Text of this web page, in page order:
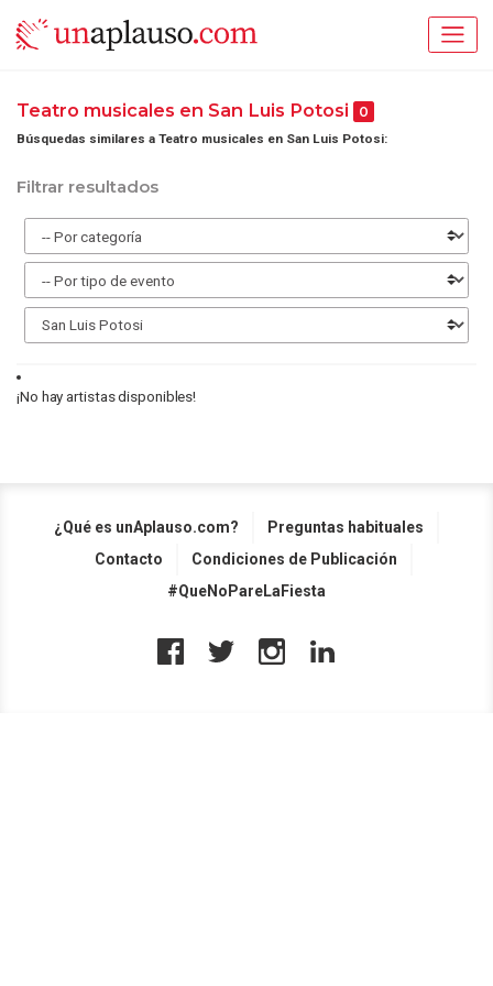
Teatro musicales en San Luis Potosi 0
Búsquedas similares a Teatro musicales en San Luis Potosi:
Filtrar resultados
¡No hay artistas disponibles!
¿Qué es unAplauso.com?
Preguntas habituales
Contacto
Condiciones de Publicación
#QueNoPareLaFiesta